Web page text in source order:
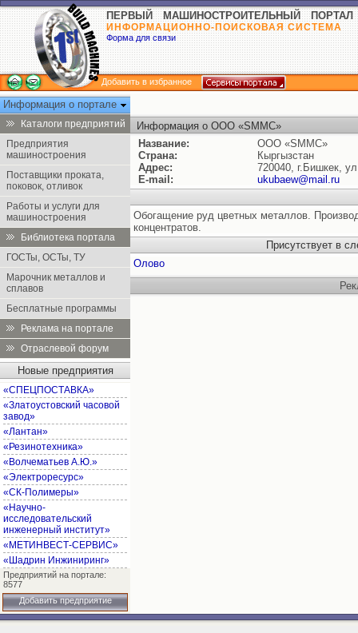
ПЕРВЫЙ МАШИНОСТРОИТЕЛЬНЫЙ ПОРТАЛ
ИНФОРМАЦИОННО-ПОИСКОВАЯ СИСТЕМА
Форма для связи
Добавить в избранное
Информация о портале
Каталоги предприятий
Предприятия
машиностроения
Поставщики проката,
поковок, отливок
Работы и услуги для
машиностроения
Библиотека портала
ГОСТы, ОСТы, ТУ
Марочник металлов и
сплавов
Бесплатные программы
Реклама на портале
Отраслевой форум
Новые предприятия
«СПЕЦПОСТАВКА»
«Златоустовский часовой
завод»
«Лантан»
«Резинотехника»
«Волчематьев А.Ю.»
«Электроресурс»
«СК-Полимеры»
«Научно-
исследовательский
инженерный институт»
«МЕТИНВЕСТ-СЕРВИС»
«Шадрин Инжиниринг»
Предприятий на портале:
8577
Добавить предприятие
Информация о ООО «SMMC»
Название:
ООО «SMMC»
Страна:
Кыргызстан
Адрес:
720040, г.Бишкек,
E-mail:
ukubaew@mail.ru
Обогащение руд цветных металлов.
концентратов.
Присутствует в
Олово